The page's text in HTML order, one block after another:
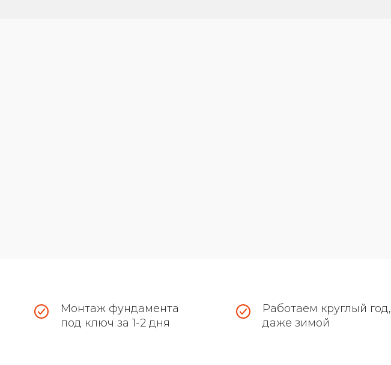
Монтаж фундамента
под ключ за 1-2 дня
Работаем круглый год,
даже зимой